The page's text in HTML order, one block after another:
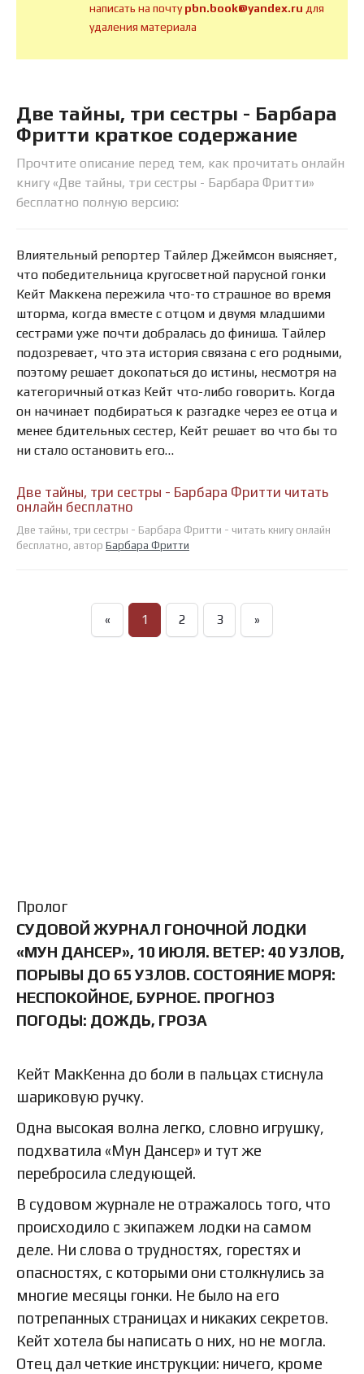
написать на почтуpbn.book@yandex.ru для
удаления материала
Две тайны, три сестры - Барбара
Фритти краткое содержание
Прочтите описание перед тем, как прочитать онлайн
книгу «Две тайны, три сестры - Барбара Фритти»
бесплатно полную версию:
Влиятельный репортер Тайлер Джеймсон выясняет,
что победительница кругосветной парусной гонки
Кейт Маккена пережила что-то страшное во время
шторма, когда вместе с отцом и двумя младшими
сестрами уже почти добралась до финиша. Тайлер
подозревает, что эта история связана с его родными,
поэтому решает докопаться до истины, несмотря на
категоричный отказ Кейт что-либо говорить. Когда
он начинает подбираться к разгадке через ее отца и
менее бдительных сестер, Кейт решает во что бы то
ни стало остановить его…
Две тайны, три сестры - Барбара Фритти читать
онлайн бесплатно
Две тайны, три сестры - Барбара Фритти - читать книгу онлайн
бесплатно, автор Барбара Фритти
« 1 2 3 »
Пролог
СУДОВОЙ ЖУРНАЛ ГОНОЧНОЙ ЛОДКИ
«МУН ДАНСЕР», 10 ИЮЛЯ. ВЕТЕР: 40 УЗЛОВ,
ПОРЫВЫ ДО 65 УЗЛОВ. СОСТОЯНИЕ МОРЯ:
НЕСПОКОЙНОЕ, БУРНОЕ. ПРОГНОЗ
ПОГОДЫ: ДОЖДЬ, ГРОЗА
Кейт МакКенна до боли в пальцах стиснула
шариковую ручку.
Одна высокая волна легко, словно игрушку,
подхватила «Мун Дансер» и тут же
перебросила следующей.
В судовом журнале не отражалось того, что
происходило с экипажем лодки на самом
деле. Ни слова о трудностях, горестях и
опасностях, с которыми они столкнулись за
многие месяцы гонки. Не было на его
потрепанных страницах и никаких секретов.
Кейт хотела бы написать о них, но не могла.
Отец дал четкие инструкции: ничего, кроме